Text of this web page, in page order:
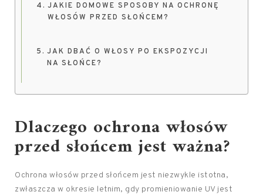
JAKIE DOMOWE SPOSOBY NA OCHRONĘ
WŁOSÓW PRZED SŁOŃCEM?
JAK DBAĆ O WŁOSY PO EKSPOZYCJI
NA SŁOŃCE?
Dlaczego ochrona włosów
przed słońcem jest ważna?
Ochrona włosów przed słońcem jest niezwykle istotna,
zwłaszcza w okresie letnim, gdy promieniowanie UV jest